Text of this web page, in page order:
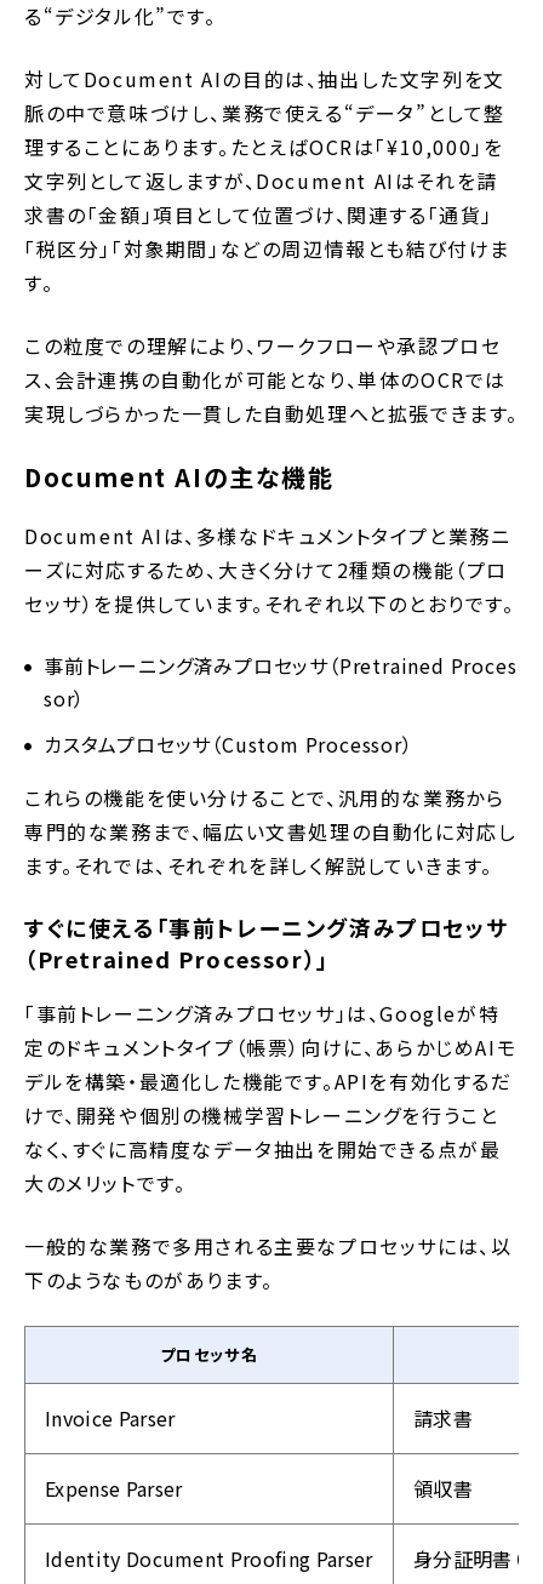
る“デジタル化”です。
対してDocument AIの目的は、抽出した文字列を文
脈の中で意味づけし、業務で使える“データ”として整
理することにあります。たとえばOCRは「¥10,000」を
文字列として返しますが、Document AIはそれを請
求書の「金額」項目として位置づけ、関連する「通貨」
「税区分」「対象期間」などの周辺情報とも結び付けま
す。
この粒度での理解により、ワークフローや承認プロセ
ス、会計連携の自動化が可能となり、単体のOCRでは
実現しづらかった一貫した自動処理へと拡張できます。
Document AIの主な機能
Document AIは、多様なドキュメントタイプと業務ニ
ーズに対応するため、大きく分けて2種類の機能（プロ
セッサ）を提供しています。それぞれ以下のとおりです。
事前トレーニング済みプロセッサ（Pretrained Proces
sor）
カスタムプロセッサ（Custom Processor）
これらの機能を使い分けることで、汎用的な業務から
専門的な業務まで、幅広い文書処理の自動化に対応し
ます。それでは、それぞれを詳しく解説していきます。
すぐに使える「事前トレーニング済みプロセッサ
（Pretrained Processor）」
「事前トレーニング済みプロセッサ」は、Googleが特
定のドキュメントタイプ（帳票）向けに、あらかじめAIモ
デルを構築・最適化した機能です。APIを有効化するだ
けで、開発や個別の機械学習トレーニングを行うこと
なく、すぐに高精度なデータ抽出を開始できる点が最
大のメリットです。
一般的な業務で多用される主要なプロセッサには、以
下のようなものがあります。
プロセッサ名
Invoice Parser 請求書
Expense Parser 領収書
Identity Document Proofing Parser 身分証明書（